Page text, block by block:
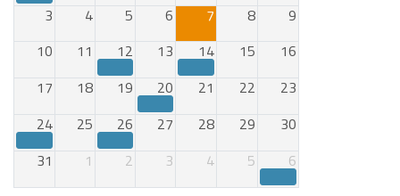
3
4 5 6 7 8
9
10
11 12 13 14 15
16
17
18 19 20 21 22
23
24
25 26 27 28 29
30
31
1 2 3 4 5 6